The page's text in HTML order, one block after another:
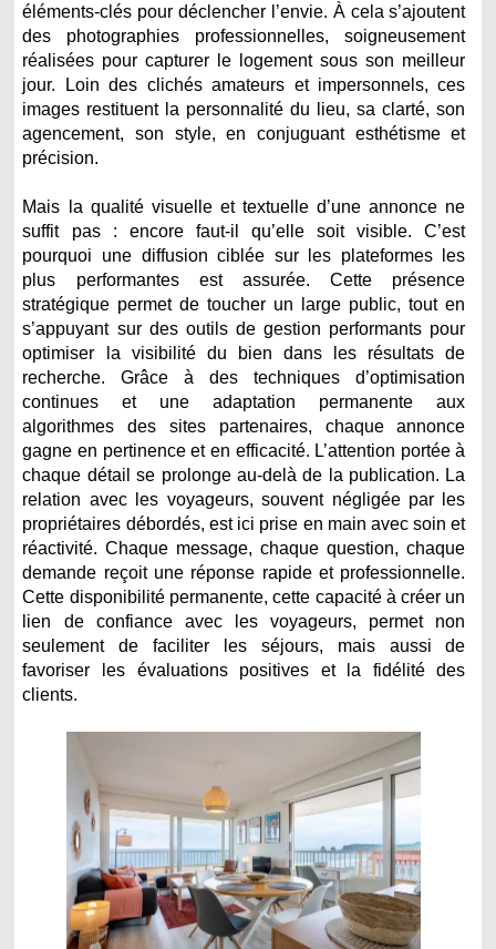
éléments-clés pour déclencher l’envie. À cela s’ajoutent
des photographies professionnelles, soigneusement
réalisées pour capturer le logement sous son meilleur
jour. Loin des clichés amateurs et impersonnels, ces
images restituent la personnalité du lieu, sa clarté, son
agencement, son style, en conjuguant esthétisme et
précision.
Mais la qualité visuelle et textuelle d’une annonce ne
suffit pas : encore faut-il qu’elle soit visible. C’est
pourquoi une diffusion ciblée sur les plateformes les
plus performantes est assurée. Cette présence
stratégique permet de toucher un large public, tout en
s’appuyant sur des outils de gestion performants pour
optimiser la visibilité du bien dans les résultats de
recherche. Grâce à des techniques d’optimisation
continues et une adaptation permanente aux
algorithmes des sites partenaires, chaque annonce
gagne en pertinence et en efficacité. L’attention portée à
chaque détail se prolonge au-delà de la publication. La
relation avec les voyageurs, souvent négligée par les
propriétaires débordés, est ici prise en main avec soin et
réactivité. Chaque message, chaque question, chaque
demande reçoit une réponse rapide et professionnelle.
Cette disponibilité permanente, cette capacité à créer un
lien de confiance avec les voyageurs, permet non
seulement de faciliter les séjours, mais aussi de
favoriser les évaluations positives et la fidélité des
clients.